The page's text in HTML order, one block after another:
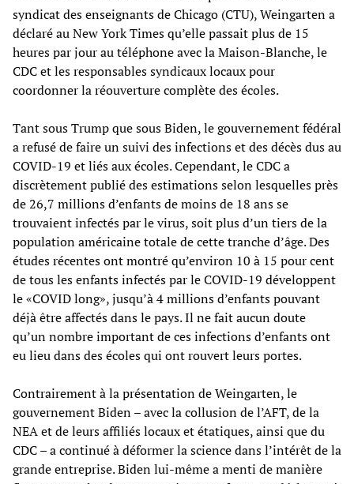
syndicat des enseignants de Chicago (CTU), Weingarten a
déclaré au New York Times qu’elle passait plus de 15
heures par jour au téléphone avec la Maison-Blanche, le
CDC et les responsables syndicaux locaux pour
coordonner la réouverture complète des écoles.
Tant sous Trump que sous Biden, le gouvernement fédéral
a refusé de faire un suivi des infections et des décès dus au
COVID-19 et liés aux écoles. Cependant, le CDC a
discrètement publié des estimations selon lesquelles près
de 26,7 millions d’enfants de moins de 18 ans se
trouvaient infectés par le virus, soit plus d’un tiers de la
population américaine totale de cette tranche d’âge. Des
études récentes ont montré qu’environ 10 à 15 pour cent
de tous les enfants infectés par le COVID-19 développent
le «COVID long», jusqu’à 4 millions d’enfants pouvant
déjà être affectés dans le pays. Il ne fait aucun doute
qu’un nombre important de ces infections d’enfants ont
eu lieu dans des écoles qui ont rouvert leurs portes.
Contrairement à la présentation de Weingarten, le
gouvernement Biden – avec la collusion de l’AFT, de la
NEA et de leurs affiliés locaux et étatiques, ainsi que du
CDC – a continué à déformer la science dans l’intérêt de la
grande entreprise. Biden lui-même a menti de manière